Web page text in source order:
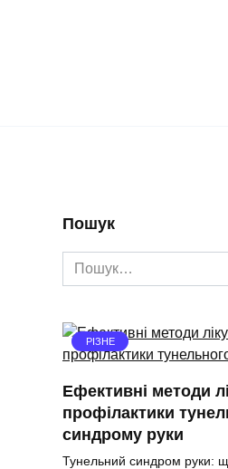
Пошук
Search
for:
РІЗНЕ
Ефективні методи
профілактики
синдрому руки
Тунельний синдром руки: